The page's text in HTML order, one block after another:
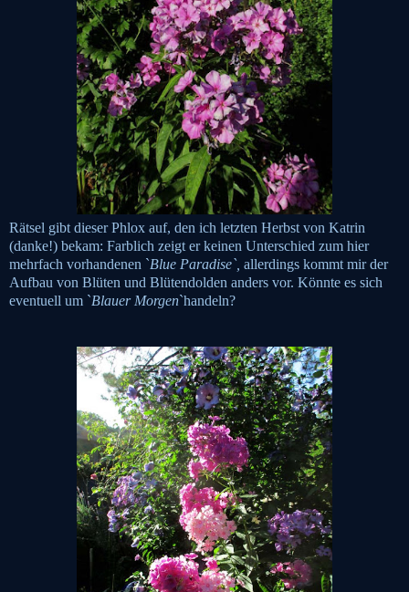
Rätsel gibt dieser Phlox auf, den ich letzten Herbst von Katrin
(danke!) bekam: Farblich zeigt er keinen Unterschied zum hier
mehrfach vorhandenen `Blue Paradise`, allerdings kommt mir der
Aufbau von Blüten und Blütendolden anders vor. Könnte es sich
eventuell um `Blauer Morgen`handeln?